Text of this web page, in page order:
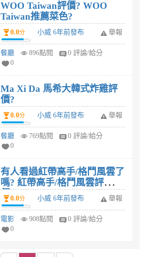
WOO Taiwan評價? WOO
Taiwan推薦菜色?
0.0分 小威 6年前發布 舉報
餐廳 896點閱
0 評論/給分
0
Ma Xi Da 馬希大韓式炸雞評
價?
0.0分 小威 6年前發布 舉報
餐廳 769點閱
0 評論/給分
0
有人看過紅帶高手/格鬥風雲了
嗎? 紅帶高手/格鬥風雲評
價?0.0分 小威 6年前發布 舉報
電影 908點閱
0 評論/給分
0